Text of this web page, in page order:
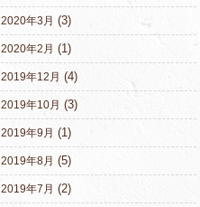
2020年3月 (3)
2020年2月 (1)
2019年12月 (4)
2019年10月 (3)
2019年9月 (1)
2019年8月 (5)
2019年7月 (2)